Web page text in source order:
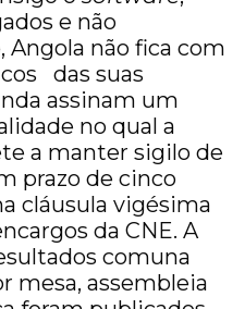
e não
Angola não fica com
das suas
assinam um
no qual a
a manter sigilo de
prazo de cinco
cláusula vigésima
da CNE. A
comuna
mesa, assembleia